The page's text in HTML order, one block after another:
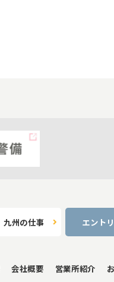
九州の仕事 エント
会社概要 営業所紹介